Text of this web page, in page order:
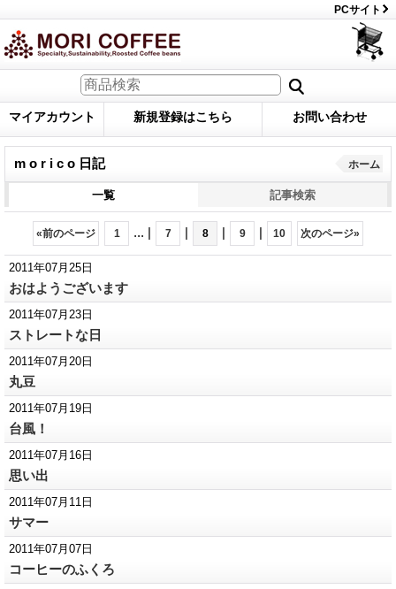
PCサイト
マイアカウント 新規登録はこちら お問い合わせ
m o r i c o 日記 ホーム
一覧 記事検索
«前のページ 1 ... | 7 | 8 | 9 | 10 次のページ»
2011年07月25日
おはようございます
2011年07月23日
ストレートな日
2011年07月20日
丸豆
2011年07月19日
台風！
2011年07月16日
思い出
2011年07月11日
サマー
2011年07月07日
コーヒーのふくろ